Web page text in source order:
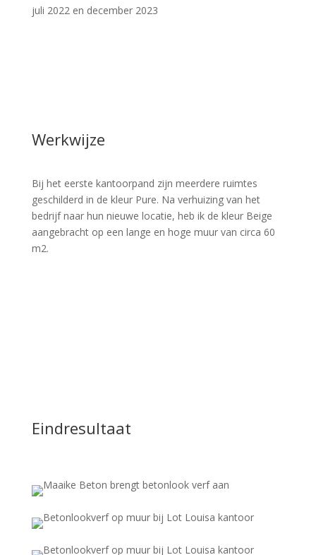
juli 2022 en december 2023
Werkwijze
Bij het eerste kantoorpand zijn meerdere ruimtes
geschilderd in de kleur Pure. Na verhuizing van het
bedrijf naar hun nieuwe locatie, heb ik de kleur Beige
aangebracht op een lange en hoge muur van circa 60
m2.
Eindresultaat